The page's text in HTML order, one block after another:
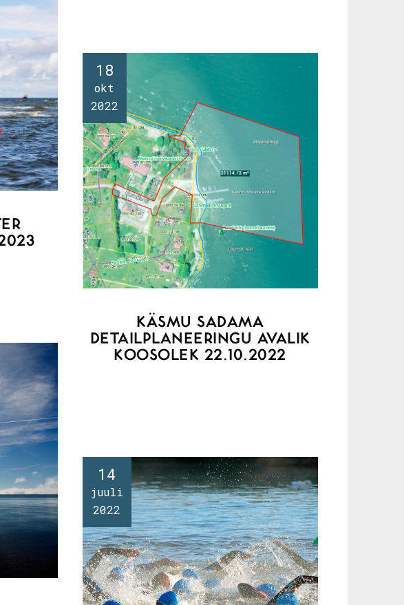
18
okt
2022
KÄSMU SADAMA
DETAILPLANEERINGU AVALIK
KOOSOLEK 22.10.2022
14
juuli
2022